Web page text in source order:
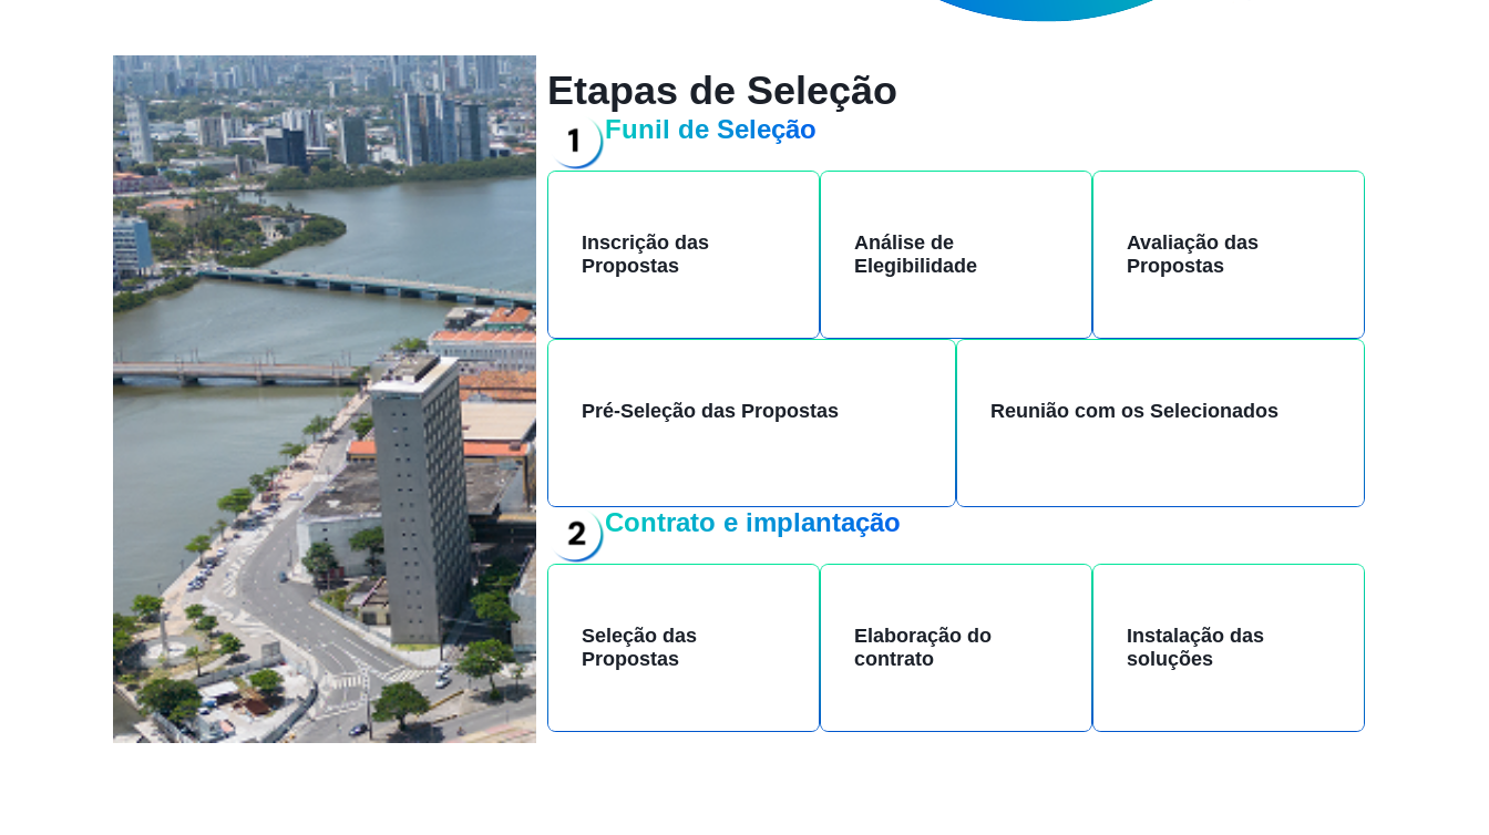
Etapas de Seleção
Funil de Seleção
Inscrição das
Propostas
Análise de
Elegibilidade
Avaliação das
Propostas
Pré-Seleção das Propostas Reunião com os Selecionados
Contrato e implantação
Seleção das
Propostas
Elaboração do
contrato
Instalação das
soluções